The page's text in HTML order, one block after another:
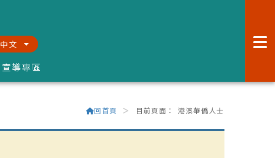
中文
宣導專區
回首頁 目前頁面： 港澳華僑人士